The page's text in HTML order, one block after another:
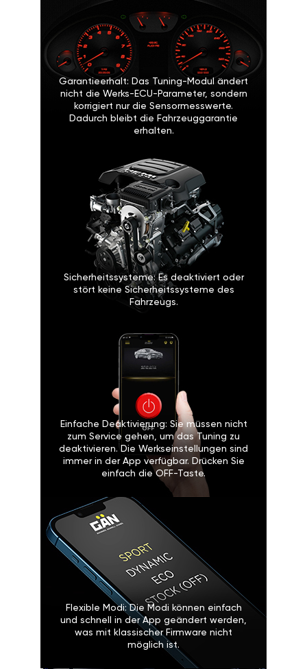
Garantieerhalt: Das Tuning-Modul ändert
nicht die Werks-ECU-Parameter, sondern
korrigiert nur die Sensormesswerte.
Dadurch bleibt die Fahrzeuggarantie
erhalten.
Sicherheitssysteme: Es deaktiviert oder
stört keine Sicherheitssysteme des
Fahrzeugs.
Einfache Deaktivierung: Sie müssen nicht
zum Service gehen, um das Tuning zu
deaktivieren. Die Werkseinstellungen sind
immer in der App verfügbar. Drücken Sie
einfach die OFF-Taste.
Flexible Modi: Die Modi können einfach
und schnell in der App geändert werden,
was mit klassischer Firmware nicht
möglich ist.